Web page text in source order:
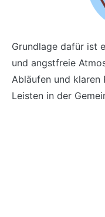
Grundlage dafür ist
und angstfreie
Abläufen und klaren
Leisten in der